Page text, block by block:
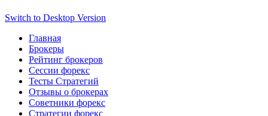
Switch to Desktop Version
Главная
Брокеры
Рейтинг брокеров
Сессии форекс
Тесты Стратегий
Отзывы о брокерах
Советники форекс
Стратегии форекс